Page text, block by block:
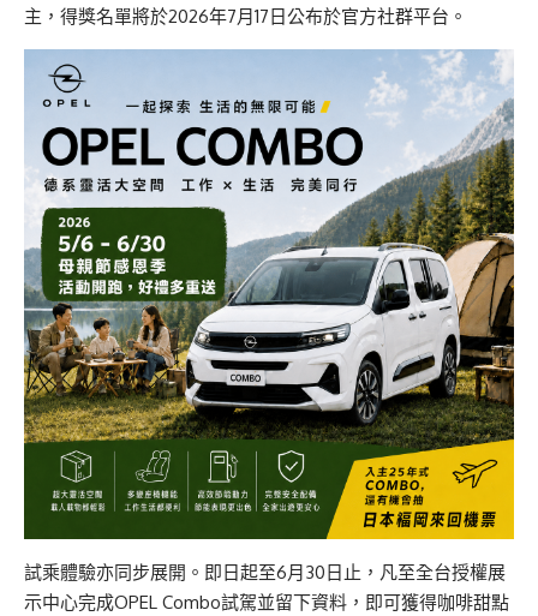
主，得獎名單將於2026年7月17日公布於官方社群平台。
試乘體驗亦同步展開。即日起至6月30日止，凡至全台授權展
示中心完成OPEL Combo試駕並留下資料，即可獲得咖啡甜點